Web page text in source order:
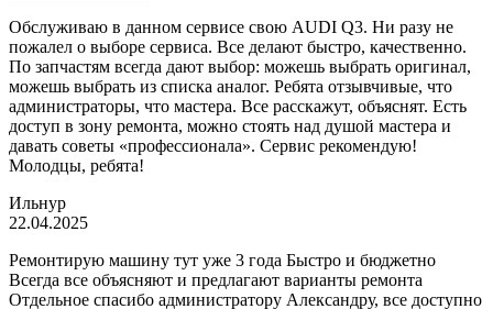
Обслуживаю в данном сервисе свою AUDI Q3. Ни разу не
пожалел о выборе сервиса. Все делают быстро, качественно.
По запчастям всегда дают выбор: можешь выбрать оригинал,
можешь выбрать из списка аналог. Ребята отзывчивые, что
администраторы, что мастера. Все расскажут, объяснят. Есть
доступ в зону ремонта, можно стоять над душой мастера и
давать советы «профессионала». Сервис рекомендую!
Молодцы, ребята!
Ильнур
22.04.2025
Ремонтирую машину тут уже 3 года Быстро и бюджетно
Всегда все объясняют и предлагают варианты ремонта
Отдельное спасибо администратору Александру, все доступно